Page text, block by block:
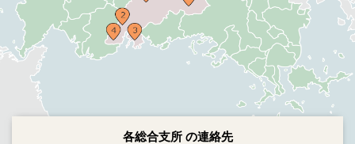
各総合支所 の連絡先